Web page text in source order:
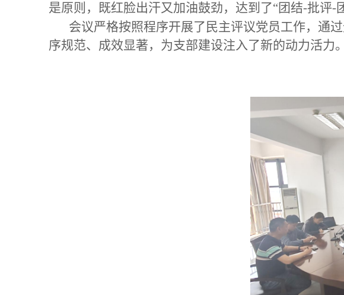
是原则，既红脸出汗又加油鼓劲，达到了“团结-批评-
会议严格按照程序开展了民主评议党员工作，通
序规范、成效显著，为支部建设注入了新的动力活力。